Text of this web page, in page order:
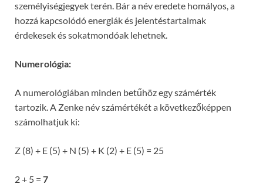
személyiségjegyek terén. Bár a név eredete homályos, a
hozzá kapcsolódó energiák és jelentéstartalmak
érdekesek és sokatmondóak lehetnek.
Numerológia:
A numerológiában minden betűhöz egy számérték
tartozik. A Zenke név számértékét a következőképpen
számolhatjuk ki:
Z (8) + E (5) + N (5) + K (2) + E (5) = 25
2 + 5 = 7